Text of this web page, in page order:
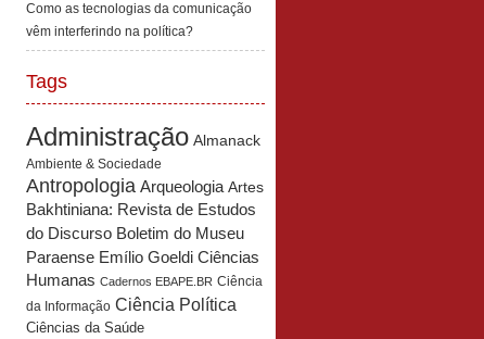
Como as tecnologias da comunicação
vêm interferindo na política?
Tags
Administração Almanack
Ambiente & Sociedade
Antropologia Arqueologia Artes
Bakhtiniana: Revista de Estudos
do Discurso Boletim do Museu
Paraense Emílio Goeldi Ciências
Humanas Cadernos EBAPE.BR Ciência
da Informação Ciência Política
Ciências da Saúde